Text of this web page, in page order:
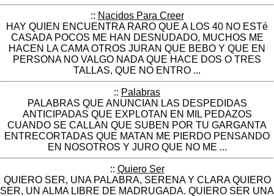
:: Nacidos Para Creer
HAY QUIEN ENCUENTRA RARO QUE A LOS 40 NO ESTé
CASADA POCOS ME HAN DESNUDADO, MUCHOS ME
HACEN LA CAMA OTROS JURAN QUE BEBO Y QUE EN
PERSONA NO VALGO NADA QUE HACE DOS O TRES
TALLAS, QUE NO ENTRO ...
:: Palabras
PALABRAS QUE ANUNCIAN LAS DESPEDIDAS
ANTICIPADAS QUE EXPLOTAN EN MIL PEDAZOS
CUANDO SE CALLAN QUE SUBEN POR TU GARGANTA
ENTRECORTADAS QUE MATAN ME PIERDO PENSANDO
EN NOSOTROS Y JURO QUE NO ME ...
:: Quiero Ser
QUIERO SER, UNA PALABRA, SERENA Y CLARA QUIERO
SER, UN ALMA LIBRE DE MADRUGADA. QUIERO SER UNA